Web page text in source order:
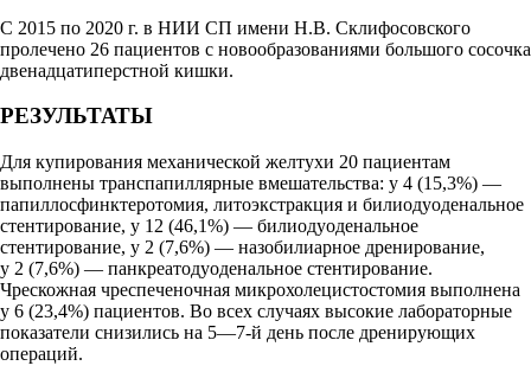
С 2015 по 2020 г. в НИИ СП имени Н.В. Склифосовского
пролечено 26 пациентов с новообразованиями большого сосочка
двенадцатиперстной кишки.
РЕЗУЛЬТАТЫ
Для купирования механической желтухи 20 пациентам
выполнены транспапиллярные вмешательства: у 4 (15,3%) —
папиллосфинктеротомия, литоэкстракция и билиодуоденальное
стентирование, у 12 (46,1%) — билиодуоденальное
стентирование, у 2 (7,6%) — назобилиарное дренирование,
у 2 (7,6%) — панкреатодуоденальное стентирование.
Чрескожная чреспеченочная микрохолецистостомия выполнена
у 6 (23,4%) пациентов. Во всех случаях высокие лабораторные
показатели снизились на 5—7-й день после дренирующих
операций.